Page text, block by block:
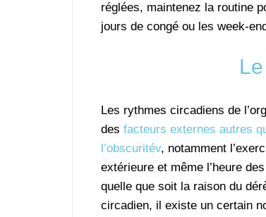
réglées, maintenez la routine
jours de congé ou les week-
Les rythmes circadiens de
des facteurs externes autres
l’obscuritév, notamment
extérieure et même l’heure
quelle que soit la raison du
circadien, il existe un certain